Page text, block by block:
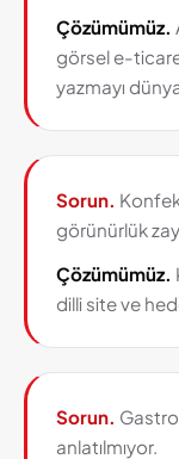
Çözümümüz.
görsel e-
yazmayı
Sorun.
görünürlük
Çözümümüz.
dilli site ve
Sorun.
anlatılmıyor.